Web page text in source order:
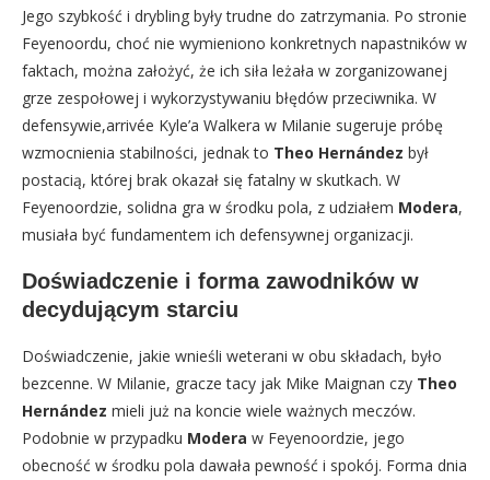
Jego szybkość i drybling były trudne do zatrzymania. Po stronie
Feyenoordu, choć nie wymieniono konkretnych napastników w
faktach, można założyć, że ich siła leżała w zorganizowanej
grze zespołowej i wykorzystywaniu błędów przeciwnika. W
defensywie,arrivée Kyle’a Walkera w Milanie sugeruje próbę
wzmocnienia stabilności, jednak to Theo Hernández był
postacią, której brak okazał się fatalny w skutkach. W
Feyenoordzie, solidna gra w środku pola, z udziałem Modera,
musiała być fundamentem ich defensywnej organizacji.
Doświadczenie i forma zawodników w
decydującym starciu
Doświadczenie, jakie wnieśli weterani w obu składach, było
bezcenne. W Milanie, gracze tacy jak Mike Maignan czy Theo
Hernández mieli już na koncie wiele ważnych meczów.
Podobnie w przypadku Modera w Feyenoordzie, jego
obecność w środku pola dawała pewność i spokój. Forma dnia